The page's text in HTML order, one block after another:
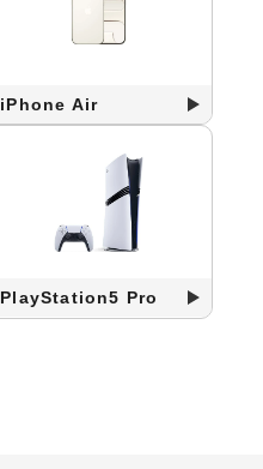
iPhone Air
PlayStation5 Pro